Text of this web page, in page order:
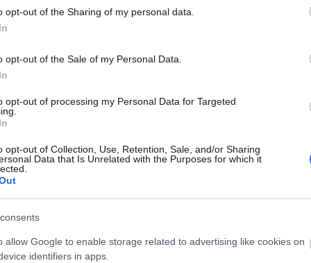
opt-out of the Sharing of my personal data.
opt-out of the Sale of my Personal Data.
opt-out of processing my Personal Data for Targeted
opt-out of Collection, Use, Retention, Sale, and/or Sharing
Data that Is Unrelated with the Purposes for which it
allow Google to enable storage related to advertising like cookies on
identifiers in apps.
a kasztrálást - a folyosói híradó pedig azt
esetleg a 30 fölötti elváltakat is
kötelezettek körébe.
nagy százalékában zavartalan marad –
pszichiátriai kezelésben részesülhet,
hogy a hatályba lépéskor az ötvenedik
"elengedi", így rajtuk később sem hajtható
vizsgálatra sem kötelezhetőek.
született és egyedül él) egyelőre nem sikerült
azt írja (idézzük), „véleményem szerint a politika
a mennyiségi alapú populáció-utánpótlás
minőségre kell helyeznünk a hangsúlyt, újabb
hogy az apa életkorával egyre csökken